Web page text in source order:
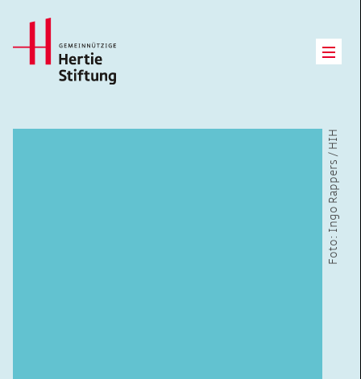
Hertie Stiftung Logo
Foto: Ingo Rappers / HIH